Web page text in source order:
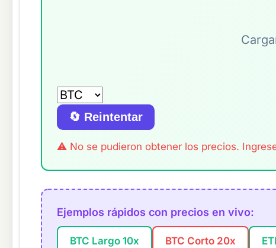
🔄 Reintentar
⚠ No se pudieron obtener los precios.
Ejemplos rápidos con precios en vivo:
BTC Largo 10x BTC Corto 20x